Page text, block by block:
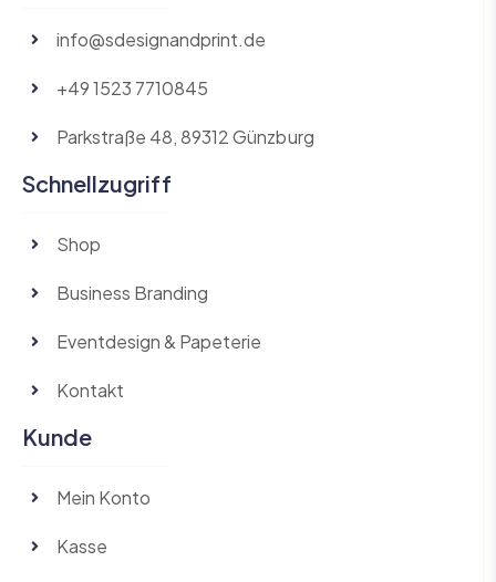
info@sdesignandprint.de
+49 1523 7710845
Parkstraße 48, 89312 Günzburg
Schnellzugriff
Shop
Business Branding
Eventdesign & Papeterie
Kontakt
Kunde
Mein Konto
Kasse